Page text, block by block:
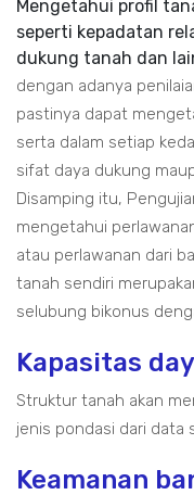
Mengetahui profil
seperti kepadatan
dukung tanah dan
dengan adanya
pastinya dapat
serta dalam setiap
sifat daya dukung
Disamping itu,
mengetahui
atau perlawanan dari
tanah sendiri
selubung bikonus
Kapasitas
Struktur tanah akan
jenis pondasi dari data
Keamanan